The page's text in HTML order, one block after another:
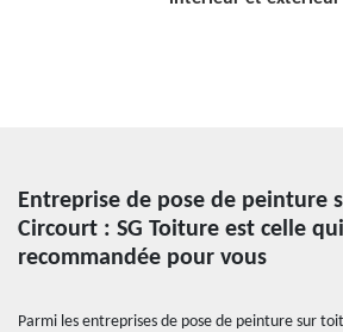
Entreprise de pose de peinture
Circourt : SG Toiture est celle
recommandée pour vous
Parmi les entreprises de pose de peinture sur